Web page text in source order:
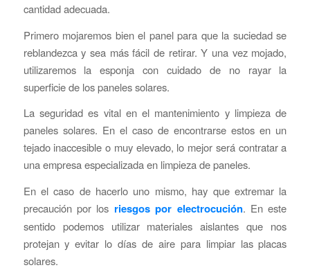
cantidad adecuada.
Primero mojaremos bien el panel para que la suciedad se
reblandezca y sea más fácil de retirar. Y una vez mojado,
utilizaremos la esponja con cuidado de no rayar la
superficie de los paneles solares.
La seguridad es vital en el mantenimiento y limpieza de
paneles solares. En el caso de encontrarse estos en un
tejado inaccesible o muy elevado, lo mejor será contratar a
una empresa especializada en limpieza de paneles.
En el caso de hacerlo uno mismo, hay que extremar la
precaución por los riesgos por electrocución. En este
sentido podemos utilizar materiales aislantes que nos
protejan y evitar lo días de aire para limpiar las placas
solares.